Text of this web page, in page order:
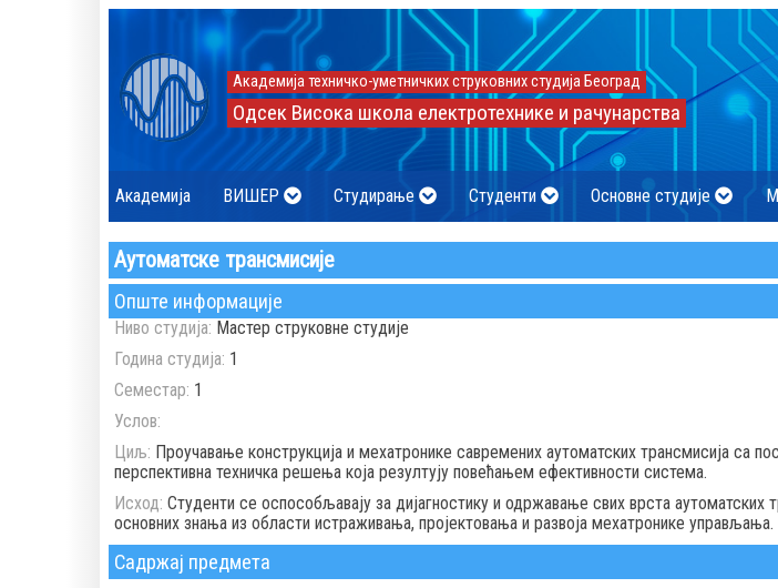
Академија техничко-уметничких струковних студија Београд
Одсек Висока школа електротехнике и рачунарства
Академија ВИШЕР Студирање Студенти Основне студије
Аутоматске трансмисије
Опште информације
Ниво студија: Мастер струковне студије
Година студија: 1
Семестар: 1
Услов:
Циљ: Проучавање конструкција и мехатронике савремених аутоматских трансмисија са
перспективна техничка решења која резултују повећањем ефективности система.
Исход: Студенти се оспособљавају за дијагностику и одржавање свих врста аутоматских
основних знања из области истраживања, пројектовања и развоја мехатронике управљања.
Садржај предмета